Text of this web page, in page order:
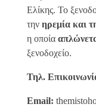
Ελίκης. Το
την ηρεμία και
η οποία
ξενοδοχείο.
Τηλ.
Email: